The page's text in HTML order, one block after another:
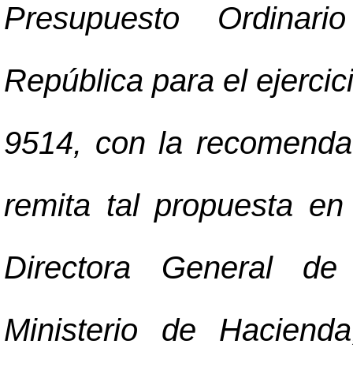
Presupuesto
República para el
9514, con la
remita tal propuesta
Directora General
Ministerio de